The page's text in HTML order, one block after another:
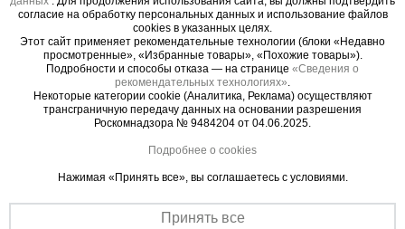
ZLP 630 оцинкованная легко адаптируется к
фасаду здания, благодаря прочной и
одновременно легкой подвесной консоли-опоре,
позволяющей производить установку даже на
покатой крыше без риска соскальзывания.
Увеличенный вылет консоли на 1,7 м дает
возможность вывешивать люльку на стальных
тросах и легко обходить выступающие части
фасада. Рама кабины снабжена прорезиненными
буферными колесами для защиты поверхности
согласие на обработку персональных данных и использование файлов
cookies в указанных целях.
Этот сайт применяет рекомендательные технологии (блоки «Недавно
просмотренные», «Избранные товары», «Похожие товары»).
Подробности и способы отказа — на странице «Сведения о
рекомендательных технологиях».
Некоторые категории cookie (Аналитика, Реклама) осуществляют
трансграничную передачу данных на основании разрешения
Роскомнадзора № 9484204 от 04.06.2025.
Подробнее о cookies
Нажимая «Принять все», вы соглашаетесь с условиями.
Принять все